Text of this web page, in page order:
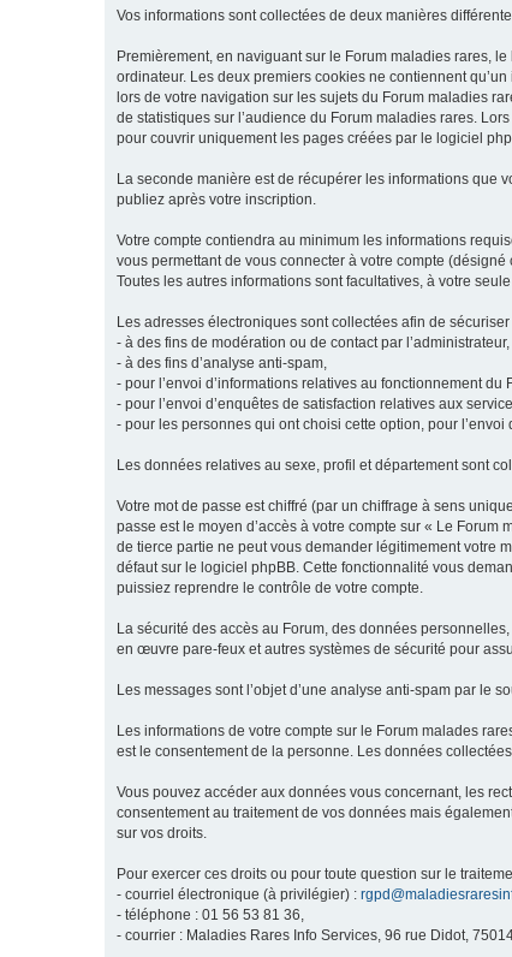
Vos informations sont collectées de deux manières
Premièrement, en naviguant sur le Forum maladies rares,
ordinateur. Les deux premiers cookies ne contiennent
lors de votre navigation sur les sujets du Forum maladies
de statistiques sur l’audience du Forum maladies rares.
pour couvrir uniquement les pages créées par le logiciel
La seconde manière est de récupérer les informations que
publiez après votre inscription.
Votre compte contiendra au minimum les informations
vous permettant de vous connecter à votre compte
Toutes les autres informations sont facultatives, à votre
Les adresses électroniques sont collectées afin de
- à des fins de modération ou de contact par l’administrateur,
- à des fins d’analyse anti-spam,
- pour l’envoi d’informations relatives au fonctionnement du
- pour l’envoi d’enquêtes de satisfaction relatives aux
- pour les personnes qui ont choisi cette option, pour
Les données relatives au sexe, profil et département sont
Votre mot de passe est chiffré (par un chiffrage à sens
passe est le moyen d’accès à votre compte sur « Le
de tierce partie ne peut vous demander légitimement votre
défaut sur le logiciel phpBB. Cette fonctionnalité vous
puissiez reprendre le contrôle de votre compte.
La sécurité des accès au Forum, des données
en œuvre pare-feux et autres systèmes de sécurité pour
Les messages sont l’objet d’une analyse anti-spam par le
Les informations de votre compte sur le Forum malades
est le consentement de la personne. Les données
Vous pouvez accéder aux données vous concernant, les
consentement au traitement de vos données mais
sur vos droits.
Pour exercer ces droits ou pour toute question sur le
- courriel électronique (à privilégier) :
- téléphone : 01 56 53 81 36,
- courrier : Maladies Rares Info Services, 96 rue Didot,